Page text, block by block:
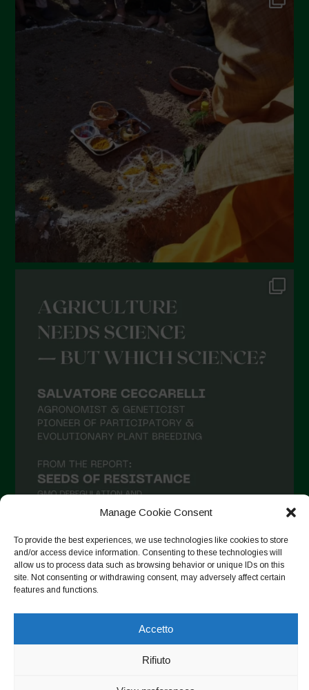
Manage Cookie Consent
To provide the best experiences, we use technologies like cookies to store
and/or access device information. Consenting to these technologies will
allow us to process data such as browsing behavior or unique IDs on this
site. Not consenting or withdrawing consent, may adversely affect certain
features and functions.
Accetto
Rifiuto
Settembre 2022
Aprile 2022
Marzo 2022
Febbraio 2022
Gennaio 2022
Dicembre 2021
Novembre 2021
Settembre 2021
Agosto 2021
Luglio 2021
Aprile 2021
Febbraio 2021
Novembre 2020
Ottobre 2020
Agosto 2020
Giugno 2020
Segui su Instagram